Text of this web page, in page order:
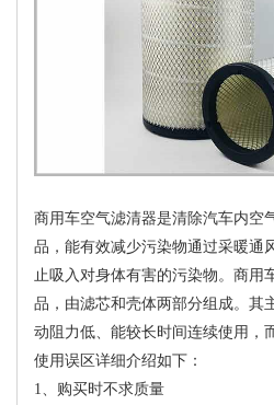
商用车空气滤清器是清除汽车内空
品，能有效减少污染物通过采暖通
止吸入对身体有害的污染物。商用
品，由滤芯和壳体两部分组成。其
动阻力低、能较长时间连续使用，
使用误区详细介绍如下：
1、购买时不求质量